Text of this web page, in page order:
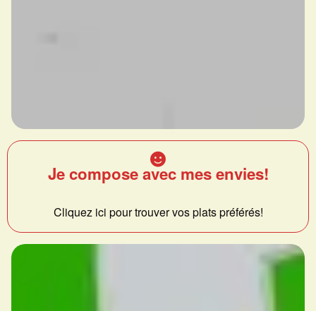
Je compose avec mes envies!
Cliquez ici pour trouver vos plats préférés!